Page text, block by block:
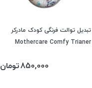
تبدیل توالت فرنگی کودک مادرکر
Mothercare Comfy Trianer
850,000تومان